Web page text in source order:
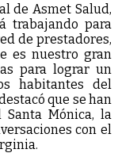
de Asmet Salud,
trabajando para
de prestadores,
es nuestro gran
para lograr un
habitantes del
que se han
Santa Mónica, la
con el